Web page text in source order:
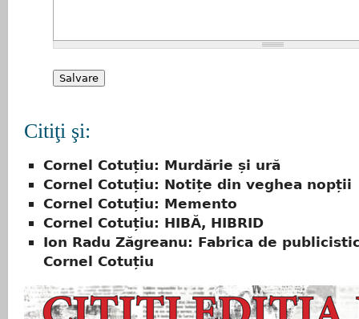
Citiţi şi:
Cornel Cotuțiu: Murdărie și ură
Cornel Cotuțiu: Notițe din veghea nopții
Cornel Cotuțiu: Memento
Cornel Cotuțiu: HIBĂ, HIBRID
Ion Radu Zăgreanu: Fabrica de
Cornel Cotuțiu